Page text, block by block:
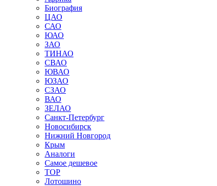
Биография
ЦАО
САО
ЮАО
ЗАО
ТИНАО
СВАО
ЮВАО
ЮЗАО
СЗАО
ВАО
ЗЕЛАО
Санкт-Петербург
Новосибирск
Нижний Новгород
Крым
Аналоги
Самое дешевое
TOP
Лотошино